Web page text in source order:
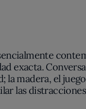
exacta.
la madera, el
las